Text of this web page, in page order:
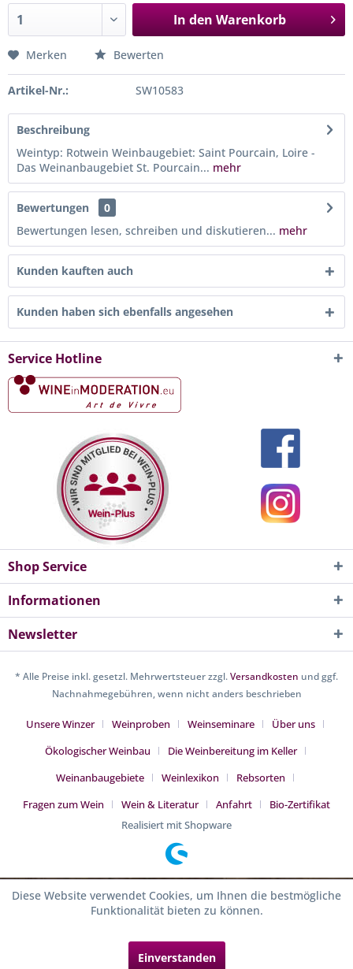
In den Warenkorb
Merken Bewerten
Artikel-Nr.: SW10583
Beschreibung
Weintyp: Rotwein Weinbaugebiet: Saint Pourcain, Loire -
Das Weinanbaugebiet St. Pourcain... mehr
Bewertungen
0
Bewertungen lesen, schreiben und diskutieren... mehr
Kunden kauften auch
Kunden haben sich ebenfalls angesehen
Service Hotline
Shop Service
Informationen
Newsletter
* Alle Preise inkl. gesetzl. Mehrwertsteuer zzgl.Versandkosten und ggf.
Nachnahmegebühren, wenn nicht anders beschrieben
Unsere Winzer Weinproben Weinseminare
Über uns
Ökologischer Weinbau
Die Weinbereitung im Keller
Weinanbaugebiete
Weinlexikon
Rebsorten
Fragen zum Wein
Wein & Literatur Anfahrt
Bio-Zertifikat
Realisiert mit Shopware
Diese Website verwendet Cookies, um Ihnen die bestmögliche
Funktionalität bieten zu können.
Einverstanden